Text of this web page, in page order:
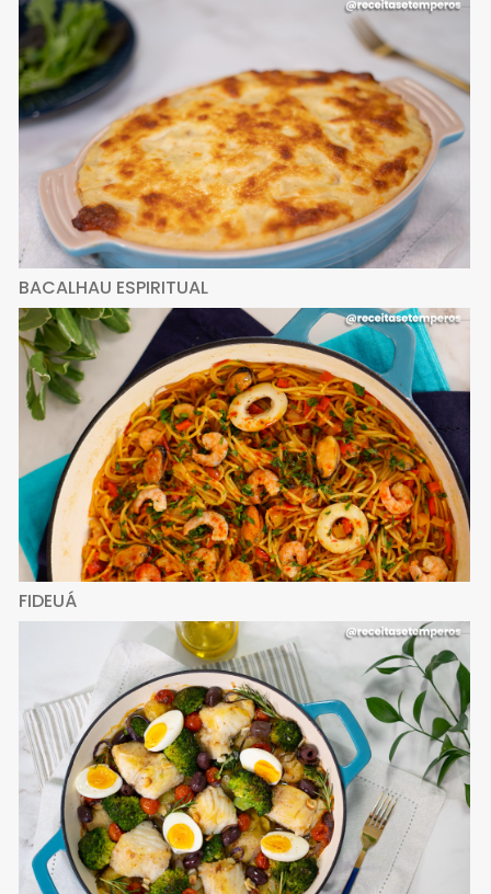
BACALHAU ESPIRITUAL
FIDEUÁ